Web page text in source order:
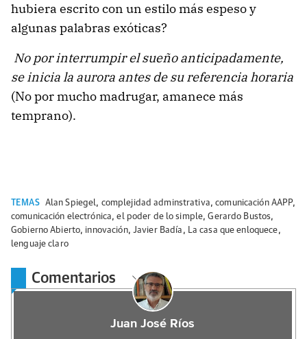
hubiera escrito con un estilo más espeso y
algunas palabras exóticas?
No por interrumpir el sueño anticipadamente,
se inicia la aurora antes de su referencia horaria
(No por mucho madrugar, amanece más
temprano).
TEMAS Alan Spiegel, complejidad adminstrativa,comunicación AAPP,
comunicación electrónica,el poder de lo simple,Gerardo Bustos,
Gobierno Abierto, innovación, Javier Badía , La casa que enloquece,
lenguaje claro
Comentarios
Juan José Ríos